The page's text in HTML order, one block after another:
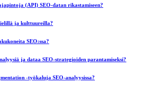
(API) SEO-datan rikastamiseen?
ja kulttuureilla?
SEO:ssa?
ja dataa SEO-strategioiden parantamiseksi?
-työkaluja SEO-analyysissa?